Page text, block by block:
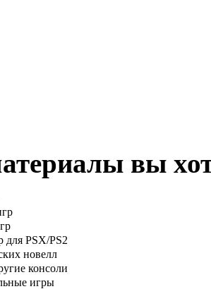
вы
для PSX/PS2
новелл
консоли
игры